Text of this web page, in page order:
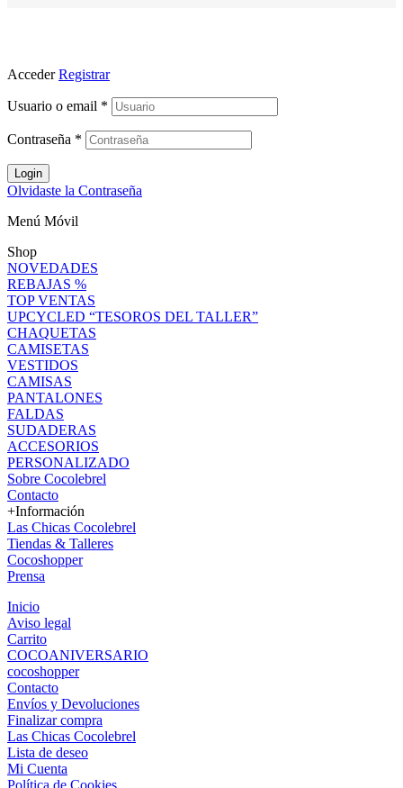
Acceder Registrar
Usuario o email *
Contraseña *
Login
Olvidaste la Contraseña
Menú Móvil
Shop
NOVEDADES
REBAJAS %
TOP VENTAS
UPCYCLED “TESOROS DEL TALLER”
CHAQUETAS
CAMISETAS
VESTIDOS
CAMISAS
PANTALONES
FALDAS
SUDADERAS
ACCESORIOS
PERSONALIZADO
Sobre Cocolebrel
Contacto
+Información
Las Chicas Cocolebrel
Tiendas & Talleres
Cocoshopper
Prensa
Inicio
Aviso legal
Carrito
COCOANIVERSARIO
cocoshopper
Contacto
Envíos y Devoluciones
Finalizar compra
Las Chicas Cocolebrel
Lista de deseo
Mi Cuenta